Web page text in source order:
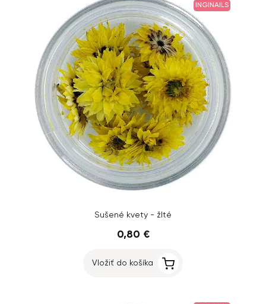
INGINAILS
Sušené kvety - žlté
0,80 €
Vložiť do košíka